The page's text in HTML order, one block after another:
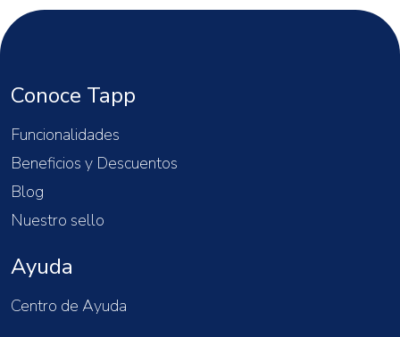
Conoce Tapp
Funcionalidades
Beneficios y Descuentos
Blog
Nuestro sello
Ayuda
Centro de Ayuda